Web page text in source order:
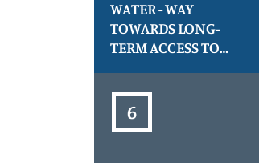
WATER - WAY
TOWARDS LONG-
TERM ACCESS TO